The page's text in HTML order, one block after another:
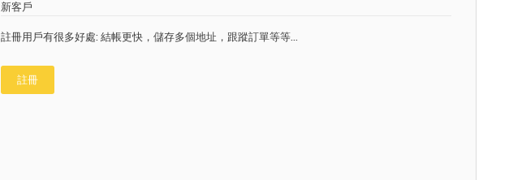
新客戶
註冊用戶有很多好處: 結帳更快，儲存多個地址，跟蹤訂單等等...
註冊